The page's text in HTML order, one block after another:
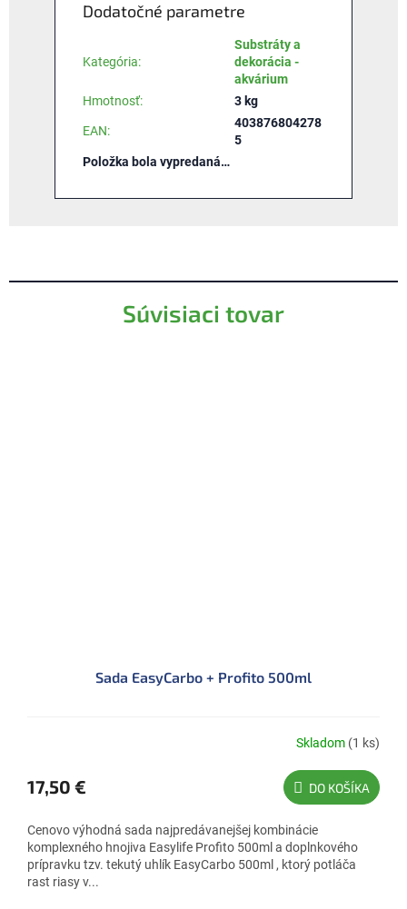
Súvisiaci tovar
Sada EasyCarbo + Profito 500ml
Skladom (1 ks)
17,50 € DO KOŠÍKA
Cenovo výhodná sada najpredávanejšej kombinácie
komplexného hnojiva Easylife Profito 500ml a doplnkového
prípravku tzv. tekutý uhlík EasyCarbo 500ml , ktorý potláča
rast riasy v...
Dodatočné parametre
Kategória:
Substráty a
dekorácia -
akvárium
Hmotnosť: 3 kg
EAN:
403876804278
5
Položka bola vypredaná…